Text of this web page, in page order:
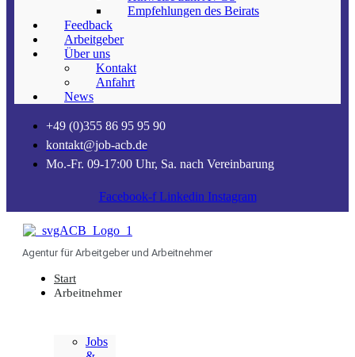
Empfehlungen des Beirats
Feedback
Arbeitgeber
Über uns
Kontakt
Anfahrt
News
+49 (0)355 86 95 95 90
kontakt@job-acb.de
Mo.-Fr. 09-17:00 Uhr, Sa. nach Vereinbarung
Facebook-f Linkedin Instagram
Agentur für Arbeitgeber und Arbeitnehmer
Start
Arbeitnehmer
Jobs